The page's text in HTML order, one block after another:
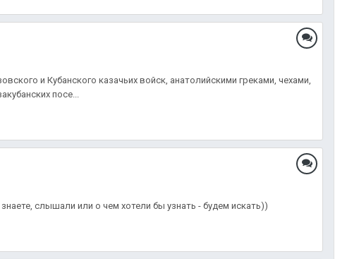
и Кубанского казачьих войск, анатолийскими греками, чехами,
посе...
слышали или о чем хотели бы узнать - будем искать))